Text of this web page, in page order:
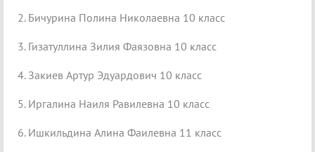
2. Бичурина Полина Николаевна 10 класс
3. Гизатуллина Зилия Фаязовна 10 класс
4. Закиев Артур Эдуардович 10 класс
5. Иргалина Наиля Равилевна 10 класс
6. Ишкильдина Алина Фаилевна 11 класс